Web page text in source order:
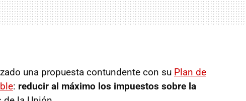
una propuesta contundente con su Plan de
: reducir al máximo los impuestos sobre la